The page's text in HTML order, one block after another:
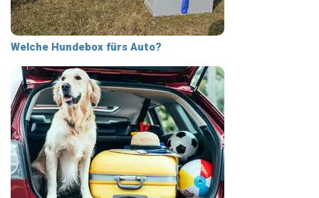
Welche Hundebox fürs Auto?